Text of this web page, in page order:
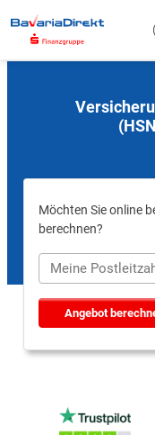
Hauptinhalt
Möchten Sie online
berechnen?
Angebot